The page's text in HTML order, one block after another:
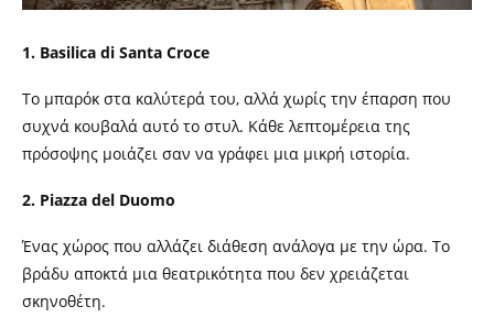
1. Basilica di Santa Croce
Το μπαρόκ στα καλύτερά του, αλλά χωρίς την έπαρση που
συχνά κουβαλά αυτό το στυλ. Κάθε λεπτομέρεια της
πρόσοψης μοιάζει σαν να γράφει μια μικρή ιστορία.
2. Piazza del Duomo
Ένας χώρος που αλλάζει διάθεση ανάλογα με την ώρα. Το
βράδυ αποκτά μια θεατρικότητα που δεν χρειάζεται
σκηνοθέτη.